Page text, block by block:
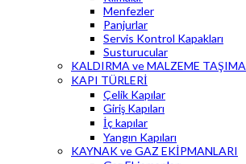
Menfezler
Panjurlar
Servis Kontrol Kapakları
Susturucular
KALDIRMA ve MALZEME TAŞIMA
KAPI TÜRLERİ
Çelik Kapılar
Giriş Kapıları
İç kapılar
Yangın Kapıları
KAYNAK ve GAZ EKİPMANLARI